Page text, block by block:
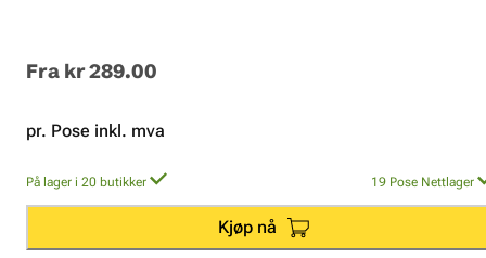
Fra kr 289.00
pr. Pose inkl. mva
På lager i 20 butikker 19 Pose Nettlager
Kjøp nå